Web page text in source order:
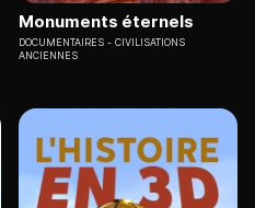
Monuments éternels
DOCUMENTAIRES
CIVILISATIONS
ANCIENNES